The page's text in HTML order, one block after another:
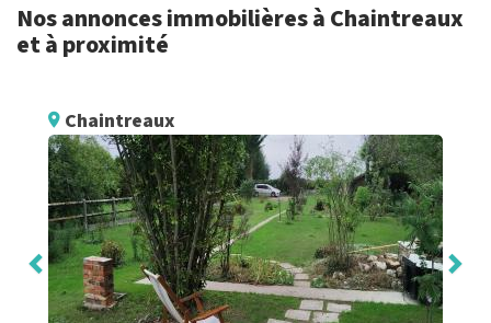
Nos annonces immobilières à Chaintreaux
et à proximité
Chaintreaux